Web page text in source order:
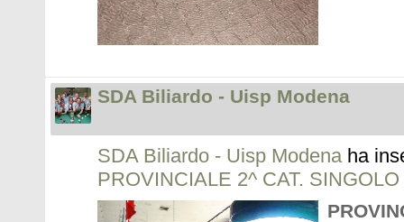
SDA Biliardo - Uisp Modena
SDA Biliardo - Uisp Modenaha
PROVINCIALE 2^ CAT. SINGOLO